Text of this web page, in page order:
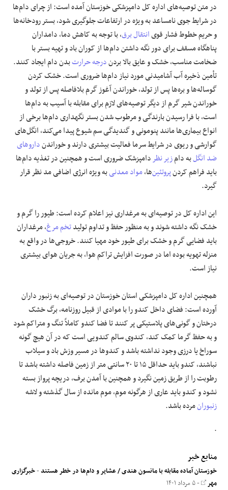
در متن توصیه‌های اداره کل دامپزشکی خوزستان آمده است: ازچرایدام‌ها
در شرایط جوی نامساعد به ویژه در ارتفاعات جلوگیری شود، بستر رودخانه‌ها
و حریم خطوط فشار قویانتقال برق، با توجه به کاهش دما، دامداران
پناهگاه مسقف برای دور نگه داشتن دام‌ها از کوران باد و تهیه بستر با
ضخامت مناسب، خشک و عایق بالا بردندرجه حرارتبدن دام ایجاد کنند.
تأمین ذخیره آب آشامیدنی مورد نیاز دام‌ها ضروری است. خشک کردن
گوساله‌ها و بره‌ها پس از تولد، خوراندنآغوزگرم بلافاصله پس از تولد و
خوراندن شیر گرم از دیگر توصیه‌های لازم برای مقابله با آسیب به دام‌ها
است، با فرا رسیدن بارندگی و مرطوب شدن بستر نگهداری دام‌ها برخی از
انواع بیماری‌ها مانندپنومونیو گندیدگی سم شیوع پیدا می‌کند، انگل‌های
گوارشی و ریوی در شرایط سرما فعالیت بیشتری دارند و خوراندنداروهای
ضد انگلبه دامزیر نظردامپزشک ضروری است و همچنین در تغذیه دام‌ها
باید فراهم کردنپروتئین‌ها،مواد معدنیبه ویژه انرژی اضافی مد نظر قرار
گیرد.
این اداره کل در توصیه‌ای به مرغداری نیز اعلام کرده است: طیور را گرم و
خشک نگه داشته شوند و به منظور حفظ و تداوم تولیدتخم مرغ، مرغداران
باید فضایی گرم و خشک برای طیور خود مهیا کنند. خروجی‌ها در واقع به
منزله تهویه بوده اما در صورت افزایش تراکم هوا، به جریان هوای بیشتری
نیاز است.
همچنین اداره کل دامپزشکی استان خوزستان در توصیه‌ای به زنبور داران
آورده است: فضای داخل کندو را با موادی از قبیل روزنامه، برگ خشک
درختان و گونی‌های پلاستیکی پر کنند تا فضا کندو کاملاً تنگ و متراکم شود
و به حفظ گرما کمک کند، کندوی سالم کندویی است که در آن هیچ گونه
سوراخ یا درزی وجود نداشته باشد و کندوها در مسیر وزش باد و سیلاب
نباشند، کندو باید حداقل ۱۵ تا ۲۰ سانتی متر از زمین فاصله داشته باشد تا
رطوبت را از طریق زمین نگیرد و همچنین با آمدن برف، دریچه پرواز بسته
نشود و کندو باید عاری از هرگونه موم، موم مانده از سال گذشته و لاشه
زنبورانمرده باشد.
.
منابع خبر
خوزستان آماده مقابله با مانسون هندی / عشایر و دام‌ها در خطر هستند-خبرگزاری
مهر - ۵ مرداد ۱۴۰۱